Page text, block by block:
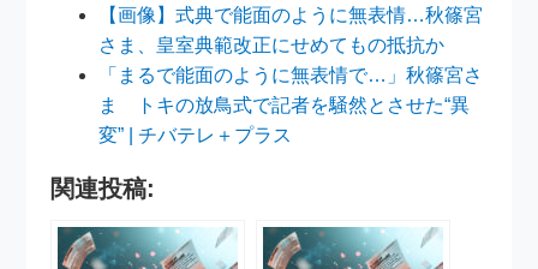
【画像】式典で能面のように無表情…秋篠宮
さま、皇室典範改正にせめてもの抵抗か
「まるで能面のように無表情で…」秋篠宮さ
ま トキの放鳥式で記者を騒然とさせた“異
変” | チバテレ＋プラス
関連投稿: